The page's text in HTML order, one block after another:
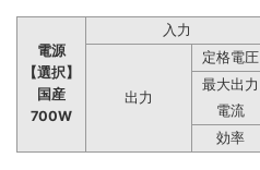
電源
【選択】
国産
700W
入力
出力
定格電圧
最大出力
電流
効率